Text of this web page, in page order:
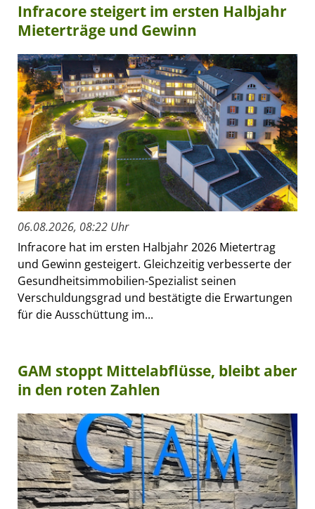
Infracore steigert im ersten Halbjahr
Mieterträge und Gewinn
06.08.2026, 08:22 Uhr
Infracore hat im ersten Halbjahr 2026 Mietertrag
und Gewinn gesteigert. Gleichzeitig verbesserte der
Gesundheitsimmobilien-Spezialist seinen
Verschuldungsgrad und bestätigte die Erwartungen
für die Ausschüttung im...
GAM stoppt Mittelabflüsse, bleibt aber
in den roten Zahlen